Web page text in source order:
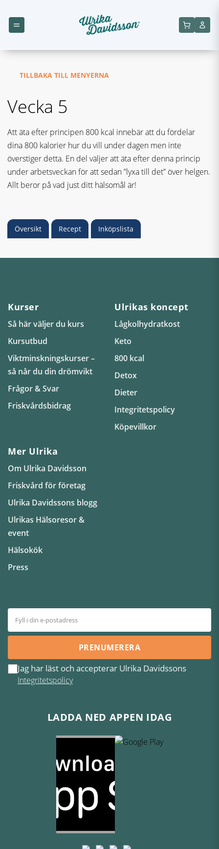
TILLBAKA TILL MENYERNA
Vecka 5
Att äta efter principen 800 kcal innebär att du fördelar
dina 800 kalorier hur du vill under dagen men inte
överstiger detta. En del väljer att äta efter denna princip
under arbetsveckan för att sedan ”lyxa till det” över helgen.
Allt beror på vad just ditt hälsomål är!
Översikt Recept Inköpslista
Kurser
Så här väljer du kurs
Kursutbud
Viktminskningskurser –
så når du din drömvikt
Frågor & Svar
Friskvårdsbidrag
Ulrikas koncept
Lågkolhydratkost
Keto
800 kcal
Detox
Dieter
Integritetspolicy
Köpevillkor
Mer Ulrika
Om Ulrika Davidsson
Friskvård för företag
Ulrika Davidssons blogg
Ulrikas Hälsoresor &
event
Hälsokök
Press
PRENUMERERA
Jag har läst och accepterar Ulrika Davidssons
Integritetspolicy
LADDA NED APPEN IDAG